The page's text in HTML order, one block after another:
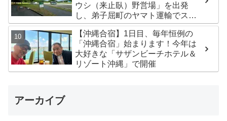
ウシ（来止臥）野営場」を出発
し、弟子屈町のヤマト運輸でステ
ッカー受け取り！今日は北見市の
無料キャンプ場「つつじ公園キャ
ンプ場」まで
【沖縄合宿】1日目、毎年恒例の
「沖縄合宿」始まります！今年は
大好きな「サザンビーチホテル＆
リゾート沖縄」で開催
アーカイブ